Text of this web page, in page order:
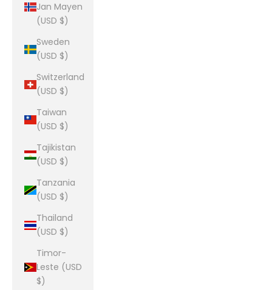
Jan Mayen
(USD $)
Sweden
(USD $)
Switzerland
(USD $)
Taiwan
(USD $)
Tajikistan
(USD $)
Tanzania
(USD $)
Thailand
(USD $)
Timor-
Leste (USD
$)